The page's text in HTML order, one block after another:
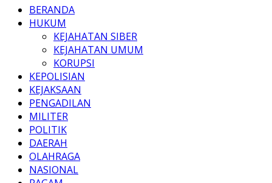
BERANDA
HUKUM
KEJAHATAN SIBER
KEJAHATAN UMUM
KORUPSI
KEPOLISIAN
KEJAKSAAN
PENGADILAN
MILITER
POLITIK
DAERAH
OLAHRAGA
NASIONAL